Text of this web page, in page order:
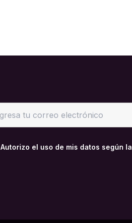
Autorizo el uso de mis datos según la